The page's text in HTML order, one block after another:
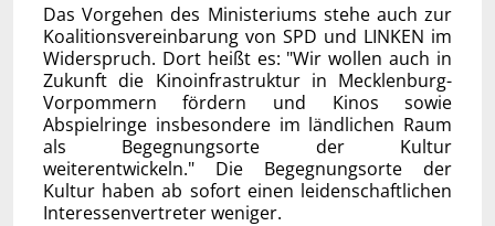
Das Vorgehen des Ministeriums stehe auch zur
Koalitionsvereinbarung von SPD und LINKEN im
Widerspruch. Dort heißt es: "Wir wollen auch in
Zukunft die Kinoinfrastruktur in Mecklenburg-
Vorpommern fördern und Kinos sowie
Abspielringe insbesondere im ländlichen Raum
als Begegnungsorte der Kultur
weiterentwickeln." Die Begegnungsorte der
Kultur haben ab sofort einen leidenschaftlichen
Interessenvertreter weniger.